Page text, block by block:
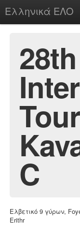
Ελληνικά ΕΛΟ
chesstu.be @ discord
Login
C
Ελβετικό 9 γύρων,
Erithr